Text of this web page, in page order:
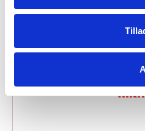
14.30